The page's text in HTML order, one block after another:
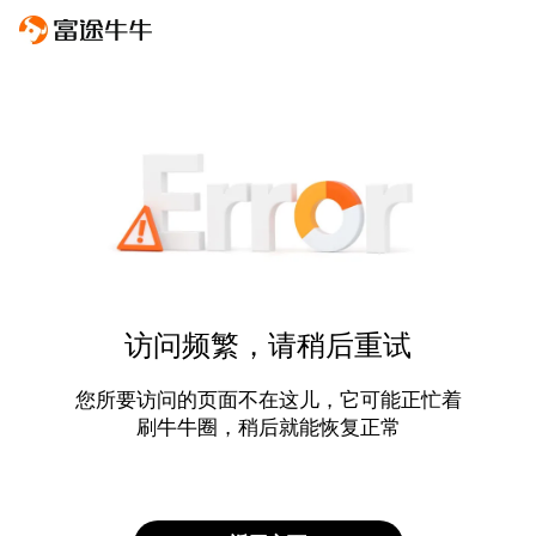
访问频繁，请稍后重试
您所要访问的页面不在这儿，它可能正忙着
刷牛牛圈，稍后就能恢复正常